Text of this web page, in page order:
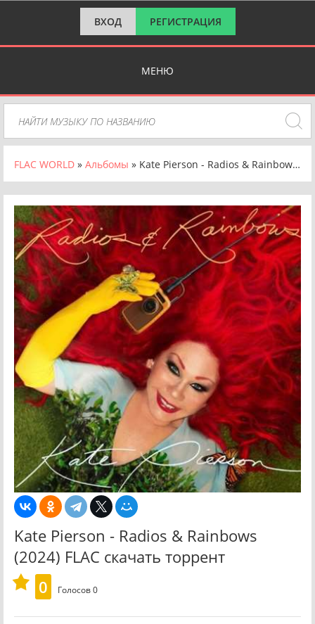
ВХОД РЕГИСТРАЦИЯ
МЕНЮ
FLAC WORLD » Альбомы » Kate Pierson - Radios & Rainbows [24-bit Hi-Res] (2024) FLAC
Kate Pierson - Radios & Rainbows
(2024) FLAC скачать торрент
0
Голосов0